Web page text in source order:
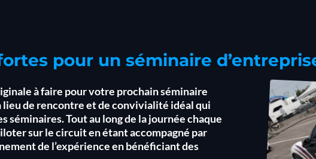
pour un séminaire
à faire pour votre prochain séminaire
lieu de rencontre et de convivialité idéal qui
séminaires. Tout au long de la journée chaque
sur le circuit en étant accompagné par
de l’expérience en bénéficiant des